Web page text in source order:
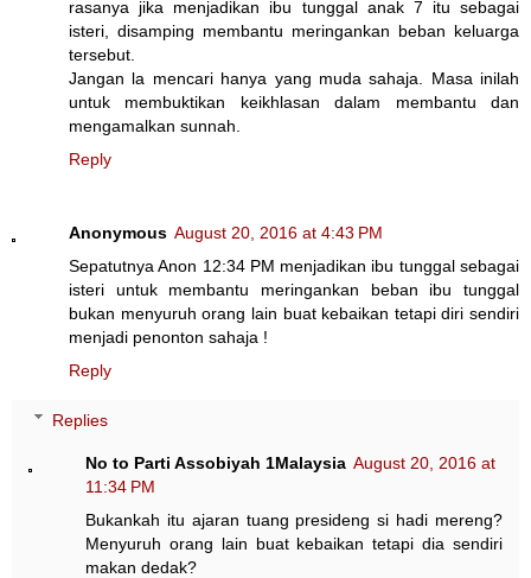
rasanya jika menjadikan ibu tunggal anak 7 itu sebagai
isteri, disamping membantu meringankan beban keluarga
tersebut.
Jangan la mencari hanya yang muda sahaja. Masa inilah
untuk membuktikan keikhlasan dalam membantu dan
mengamalkan sunnah.
Reply
Anonymous August 20, 2016 at 4:43 PM
Sepatutnya Anon 12:34 PM menjadikan ibu tunggal sebagai
isteri untuk membantu meringankan beban ibu tunggal
bukan menyuruh orang lain buat kebaikan tetapi diri sendiri
menjadi penonton sahaja !
Reply
Replies
No to Parti Assobiyah 1Malaysia August 20, 2016 at
11:34 PM
Bukankah itu ajaran tuang presideng si hadi mereng?
Menyuruh orang lain buat kebaikan tetapi dia sendiri
makan dedak?